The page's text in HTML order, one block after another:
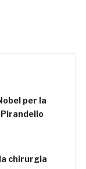
per la
chirurgia